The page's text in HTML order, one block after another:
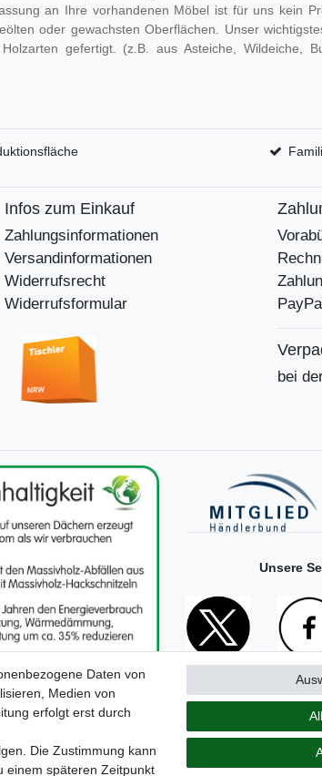
an Ihre vorhandenen Möbel ist für uns kein
oder gewachsten Oberflächen. Unser
gefertigt. (z.B. aus Asteiche, Wildeiche,
Infos zum Einkauf
Zahlungsinformationen
Versandinformationen
Widerrufsrecht
Widerrufsformular
bei
Unsere
Daten von
Medien von
erfolgt erst durch
Die Zustimmung kann
einem späteren Zeitpunkt